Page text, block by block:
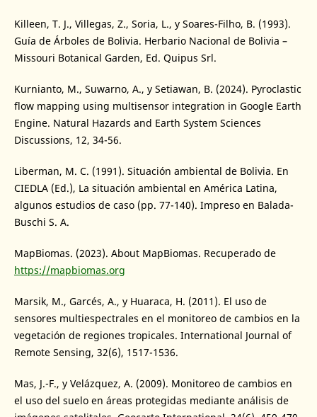
Killeen, T. J., Villegas, Z., Soria, L., y Soares-Filho, B. (1993).
Guía de Árboles de Bolivia. Herbario Nacional de Bolivia –
Missouri Botanical Garden, Ed. Quipus Srl.
Kurnianto, M., Suwarno, A., y Setiawan, B. (2024). Pyroclastic
flow mapping using multisensor integration in Google Earth
Engine. Natural Hazards and Earth System Sciences
Discussions, 12, 34-56.
Liberman, M. C. (1991). Situación ambiental de Bolivia. En
CIEDLA (Ed.), La situación ambiental en América Latina,
algunos estudios de caso (pp. 77-140). Impreso en Balada-
Buschi S. A.
MapBiomas. (2023). About MapBiomas. Recuperado de
https://mapbiomas.org
Marsik, M., Garcés, A., y Huaraca, H. (2011). El uso de
sensores multiespectrales en el monitoreo de cambios en la
vegetación de regiones tropicales. International Journal of
Remote Sensing, 32(6), 1517-1536.
Mas, J.-F., y Velázquez, A. (2009). Monitoreo de cambios en
el uso del suelo en áreas protegidas mediante análisis de